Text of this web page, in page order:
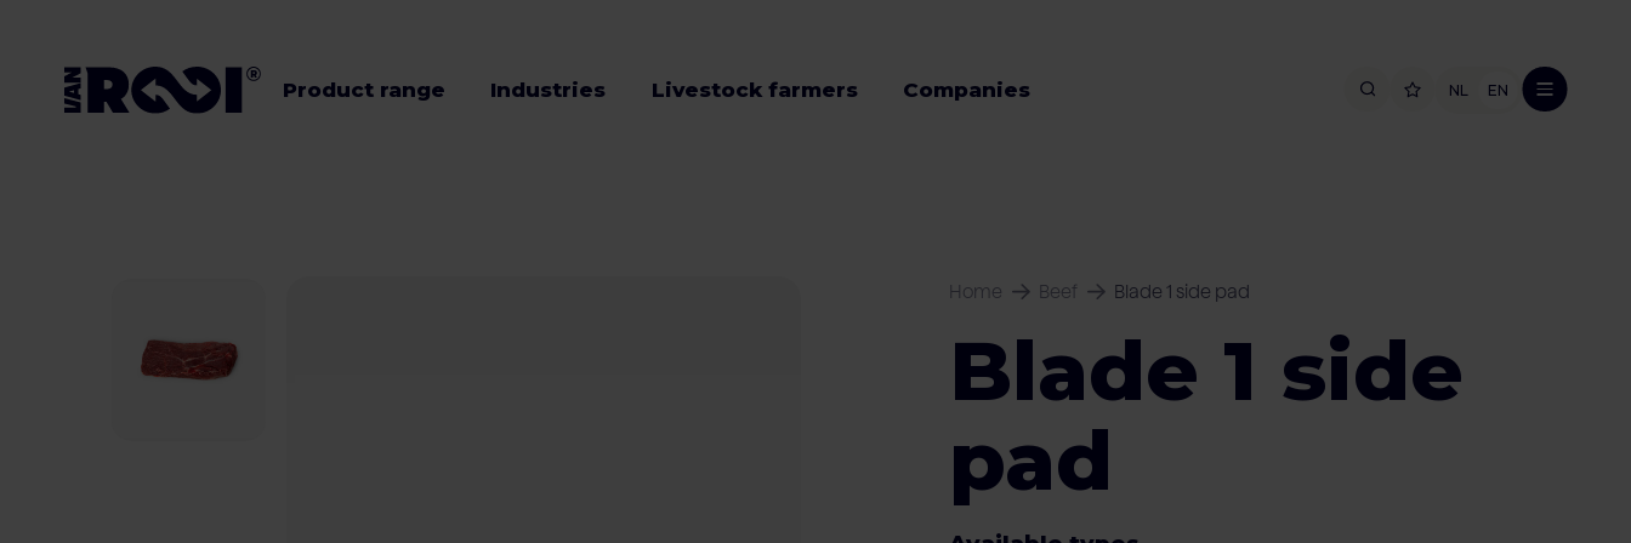
Product range Industries Livestock farmers Companies NL EN
Industries
Home Beef Blade 1 side pad
Blade 1 side
pad